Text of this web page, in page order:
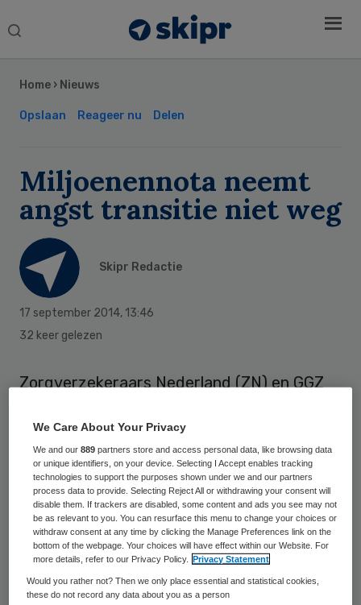
Search
Home › Nieuws
Opslaan Reageer nu Delen
Miljoenennota neemt
angst transitie niet weg
Skipr Redactie
17 september 2014, 13:46
32 keer gelezen
Zorgverzekeraars Nederland (ZN) en GGZ
snelle decentralisatie van zorgtaken per 1
januari 2015. Dat laat elk van de
brancheverenigingen in een reactie op de
miljoenennota weten.
Volgens GGZ Nederland geeft de
miljoenennota nog steeds geen duidelijkheid
over de hoeveelheid beschikbare geestelijke
Sidebar
We Care About Your Privacy
We and our889 partners store and access personal data, like browsing data
or unique identifiers, on your device. Selecting I Accept enables tracking
technologies to support the purposes shown under we and our partners
process data to provide. Selecting Reject All or withdrawing your consent will
disable them. If trackers are disabled, some content and ads you see may not
be as relevant to you. You can resurface this menu to change your choices or
withdraw consent at any time by clicking the Manage Preferences link on the
bottom of the webpage. Your choices will have effect within our Website. For
more details, refer to our Privacy Policy.
Privacy Statement
Would you rather not? Then we only place essential and statistical cookies,
these do not record any data about you as a person